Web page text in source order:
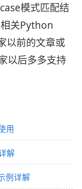
模式匹配结
关Python
以前的文章或
以后多多支持
用
解
例详解